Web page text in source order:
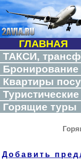
ГЛАВНАЯ
ТАКСИ,
Бронирование
Квартиры
Горящие туры
Добавить